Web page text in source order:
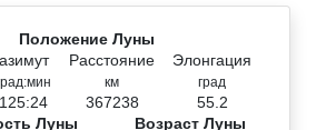
Положение Луны
азимут
125:24
Расстояние
км
367238
Элонгация
град
55.2
Луны
Возраст Луны